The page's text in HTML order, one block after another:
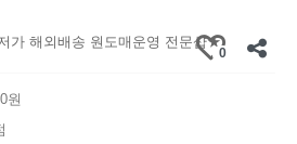
가 해외배송 원도매운영 전문샵★
0
원